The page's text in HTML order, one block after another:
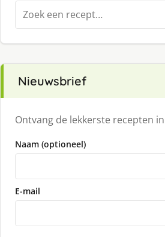
Zoeken
naar:
Nieuwsbrief
Ontvang de lekkerste recepten
Naam (optioneel)
E-mail